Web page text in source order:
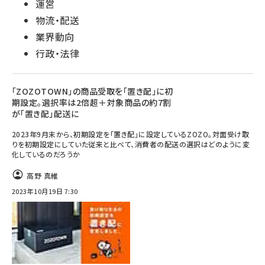
運営
物流・配送
業界動向
行政・法律
「ZOZOTOWN」の商品受取を「置き配」に初
期設定。選択率は2倍超＋対象商品の約7割
が「置き配」配送に
2023年9月末から、初期設定を「置き配」に設定しているZOZO。対面受け取
りを初期設定にしていた従来と比べて、消費者の配送の選択はどのように変
化しているのだろうか
高野 真維
2023年10月19日 7:30